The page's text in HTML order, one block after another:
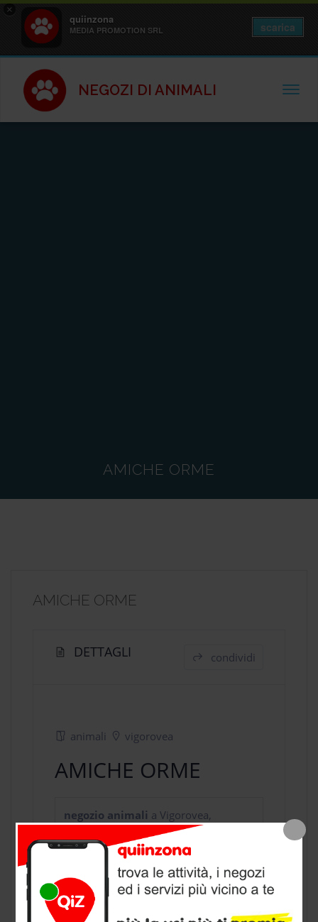
×
quiinzona
MEDIA PROMOTION SRL scarica
NEGOZI DI ANIMALI
AMICHE ORME
AMICHE ORME
DETTAGLI condividi
animali vigorovea
AMICHE ORME
negozio animali a Vigorovea,
provincia di Padova